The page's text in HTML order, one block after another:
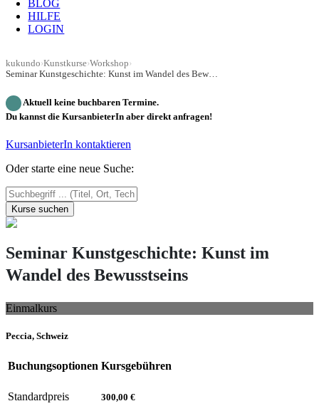
BLOG
HILFE
LOGIN
kukundo›Kunstkurse›Workshop›
Seminar Kunstgeschichte: Kunst im Wandel des Bewusstseins
Aktuell keine buchbaren Termine.
Du kannst die KursanbieterIn aber direkt anfragen!
KursanbieterIn kontaktieren
Oder starte eine neue Suche:
Kurse suchen
Seminar Kunstgeschichte: Kunst im
Wandel des Bewusstseins
Einmalkurs
Peccia, Schweiz
Buchungsoptionen Kursgebühren
Standardpreis 300,00 €